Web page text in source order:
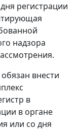
регистрации
надзора
внести
в
в органе
или со дня